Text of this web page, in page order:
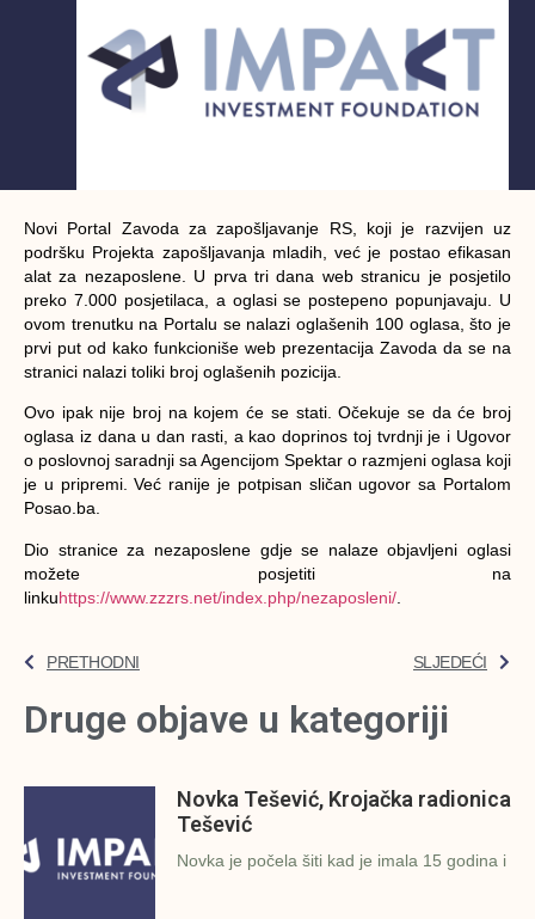
Novi Portal Zavoda za zapošljavanje RS, koji je razvijen uz
podršku Projekta zapošljavanja mladih, već je postao efikasan
alat za nezaposlene. U prva tri dana web stranicu je posjetilo
preko 7.000 posjetilaca, a oglasi se postepeno popunjavaju. U
ovom trenutku na Portalu se nalazi oglašenih 100 oglasa, što je
prvi put od kako funkcioniše web prezentacija Zavoda da se na
stranici nalazi toliki broj oglašenih pozicija.
Ovo ipak nije broj na kojem će se stati. Očekuje se da će broj
oglasa iz dana u dan rasti, a kao doprinos toj tvrdnji je i Ugovor
o poslovnoj saradnji sa Agencijom Spektar o razmjeni oglasa koji
je u pripremi. Već ranije je potpisan sličan ugovor sa Portalom
Posao.ba.
Dio stranice za nezaposlene gdje se nalaze objavljeni oglasi
možete posjetiti na
linkuhttps://www.zzzrs.net/index.php/nezaposleni/
PRETHODNI SLJEDEĆI
Druge objave u kategoriji
Novka Tešević, Krojačka radionica
Tešević
Novka je počela šiti kad je imala 15 godina i